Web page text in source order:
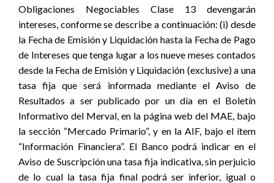
Obligaciones Negociables Clase 13 devengarán
intereses, conforme se describe a continuación: (i) desde
la Fecha de Emisión y Liquidación hasta la Fecha de Pago
de Intereses que tenga lugar a los nueve meses contados
desde la Fecha de Emisión y Liquidación (exclusive) a una
tasa fija que será informada mediante el Aviso de
Resultados a ser publicado por un día en el Boletín
Informativo del Merval, en la página web del MAE, bajo
la sección “Mercado Primario”, y en la AIF, bajo el ítem
“Información Financiera”. El Banco podrá indicar en el
Aviso de Suscripción una tasa fija indicativa, sin perjuicio
de lo cual la tasa fija final podrá ser inferior, igual o